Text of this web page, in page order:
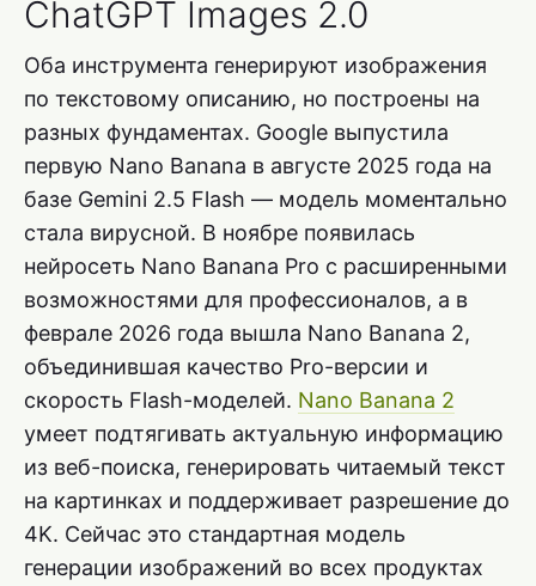
ChatGPT Images 2.0
Оба инструмента генерируют изображения
по текстовому описанию, но построены на
разных фундаментах. Google выпустила
первую Nano Banana в августе 2025 года на
базе Gemini 2.5 Flash — модель моментально
стала вирусной. В ноябре появилась
нейросеть Nano Banana Pro с расширенными
возможностями для профессионалов, а в
феврале 2026 года вышла Nano Banana 2,
объединившая качество Pro-версии и
скорость Flash-моделей. Nano Banana 2
умеет подтягивать актуальную информацию
из веб-поиска, генерировать читаемый текст
на картинках и поддерживает разрешение до
4K. Сейчас это стандартная модель
генерации изображений во всех продуктах